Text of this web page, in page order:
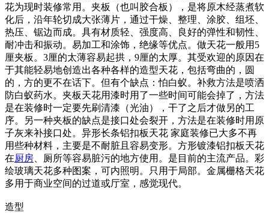
花为现时装修常用。夹板（也叫胶合板），是将原木经蒸煮软
化后，沿年轮切成大张薄片，通过干燥、整理、涂胶、组坯、
热压、锯边而成。具有材质轻、强度高、良好的弹性和韧性、
耐冲击和振动。易加工和涂饰，绝缘等优点。做天花一般用5
厘夹板。3厘的太薄容易起拱，9厘的太厚。其受欢迎的原因在
于其能轻易地创造出各种各样的造型天花，包括弯曲的，圆
的，方的更不在话下。但有个缺点：怕白蚁。补救方法是喷洒
防白蚁药水。夹板天花用漆时用了一些时间可能会掉了，方法
是在装修时一定要先刷清漆（光油），干了之后才做另的工
序。另一种夹板的缺点是接口处会裂开，方法是在装修时用原
子灰来补接口处。异形长条铝扣板天花 家庭装修已大多不再
用些种材料，主要是不耐脏且容易变形。方形镀漆铝扣板天花
在厨房 、厕所等容易脏污的地方使用。是目前的主流产品。彩
绘玻璃天花多种图案，可内照明。只用于局部。金属栅格天花
多用于商业空间的过道或厅室，感觉现代。
造型